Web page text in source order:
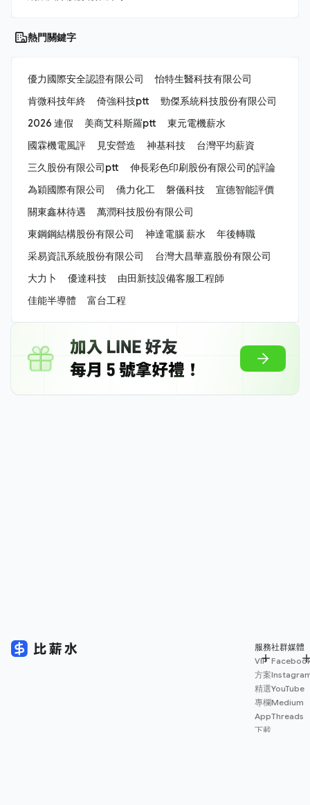
熱門關鍵字
優力國際安全認證有限公司
怡特生醫科技有限公司
肯微科技年終
倚強科技ptt
勁傑系統科技股份有限公司
2026 連假
美商艾科斯羅ptt
東元電機薪水
國霖機電風評
見安營造 神基科技
台灣平均薪資
三久股份有限公司ptt
伸長彩色印刷股份有限公司的評論
為穎國際有限公司
僑力化工 磐儀科技
宣德智能評價
關東鑫林待遇
萬潤科技股份有限公司
東鋼鋼結構股份有限公司
神達電腦 薪水
年後轉職
采易資訊系統股份有限公司
台灣大昌華嘉股份有限公司
大力卜
優達科技
由田新技設備客服工程師
佳能半導體
富台工程
服務
VIP
方案
精選
專欄
App
下載
社群媒體
YouTube
Medium
Threads